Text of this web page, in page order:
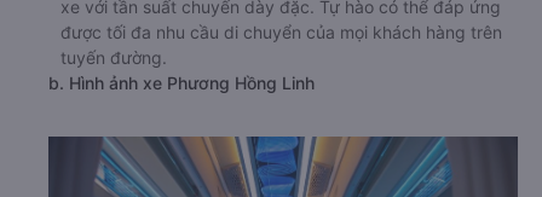
xe với tần suất chuyến dày đặc. Tự hào có thể đáp ứng
được tối đa nhu cầu di chuyển của mọi khách hàng trên
tuyến đường.
b. Hình ảnh xe Phương Hồng Linh